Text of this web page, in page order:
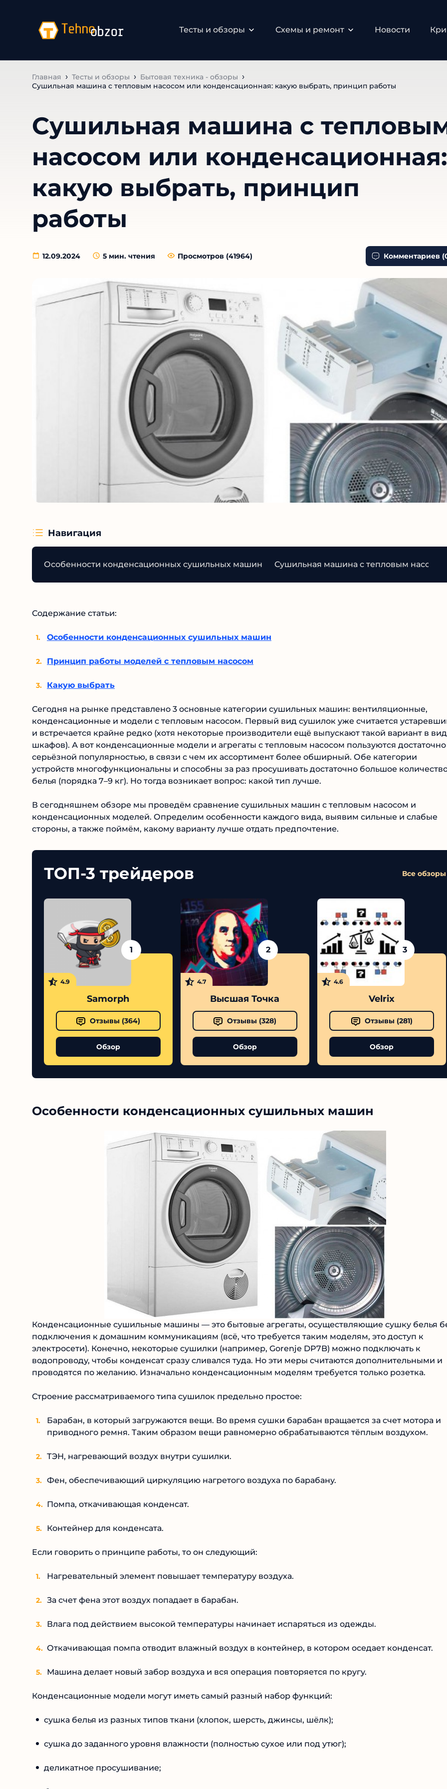
Тесты и обзоры Схемы и ремонт Новости
Главная Тесты и обзоры
Бытовая техника - обзоры
Сушильная машина с тепловым насосом или конденсационная: какую выбрать, принцип работы
Сушильная машина с
насосом или конденсационная:
какую выбрать, принцип
работы
12.09.2024 5 мин. чтения Просмотров (41964) Комментариев
Навигация
Особенности конденсационных сушильных машин Сушильная машина с тепловым
Содержание статьи:
Особенности конденсационных сушильных машин
Принцип работы моделей с тепловым насосом
Какую выбрать
Сегодня на рынке представлено 3 основные категории сушильных машин: вентиляционные,
конденсационные и модели с тепловым насосом. Первый вид сушилок уже считается
и встречается крайне редко (хотя некоторые производители ещё выпускают такой вариант в
шкафов). А вот конденсационные модели и агрегаты с тепловым насосом пользуются достаточно
серьёзной популярностью, в связи с чем их ассортимент более обширный. Обе категории
устройств многофункциональны и способны за раз просушивать достаточно большое
белья (порядка 7–9 кг). Но тогда возникает вопрос: какой тип лучше.
В сегодняшнем обзоре мы проведём сравнение сушильных машин с тепловым насосом и
конденсационных моделей. Определим особенности каждого вида, выявим сильные и слабые
стороны, а также поймём, какому варианту лучше отдать предпочтение.
ТОП-3 трейдеров Все обзоры
1
4.9
Samorph
Отзывы (364)
Обзор
2
4.7
Высшая Точка
Отзывы (328)
Обзор
3
4.6
Velrix
Отзывы (281)
Обзор
Особенности конденсационных сушильных машин
Конденсационные сушильные машины — это бытовые агрегаты, осуществляющие сушку белья
подключения к домашним коммуникациям (всё, что требуется таким моделям, это доступ к
электросети). Конечно, некоторые сушилки (например, Gorenje DP7B) можно подключать к
водопроводу, чтобы конденсат сразу сливался туда. Но эти меры считаются дополнительными и
проводятся по желанию. Изначально конденсационным моделям требуется только розетка.
Строение рассматриваемого типа сушилок предельно простое:
Барабан, в который загружаются вещи. Во время сушки барабан вращается за счет мотора и
приводного ремня. Таким образом вещи равномерно обрабатываются тёплым воздухом.
ТЭН, нагревающий воздух внутри сушилки.
Фен, обеспечивающий циркуляцию нагретого воздуха по барабану.
Помпа, откачивающая конденсат.
Контейнер для конденсата.
Если говорить о принципе работы, то он следующий:
Нагревательный элемент повышает температуру воздуха.
За счет фена этот воздух попадает в барабан.
Влага под действием высокой температуры начинает испаряться из одежды.
Откачивающая помпа отводит влажный воздух в контейнер, в котором оседает конденсат.
Машина делает новый забор воздуха и вся операция повторяется по кругу.
Конденсационные модели могут иметь самый разный набор функций:
сушка белья из разных типов ткани (хлопок, шерсть, джинсы, шёлк);
сушка до заданного уровня влажности (полностью сухое или под утюг);
деликатное просушивание;